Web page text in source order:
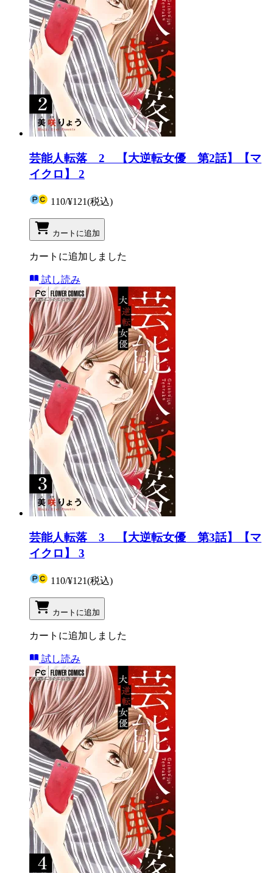
芸能人転落 2 【大逆転女優 第2話】【マ
イクロ】 2
110/¥121(税込)
カートに追加
カートに追加しました
試し読み
芸能人転落 3 【大逆転女優 第3話】【マ
イクロ】 3
110/¥121(税込)
カートに追加
カートに追加しました
試し読み